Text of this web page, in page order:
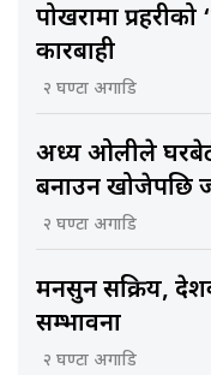
पोखरामा
कारबाही
२ घण्टा अगाडि
अध्यक्ष ओलीले
बनाउन खोजेपछि
२ घण्टा अगाडि
मनसुन सक्रिय,
सम्भावना
२ घण्टा अगाडि